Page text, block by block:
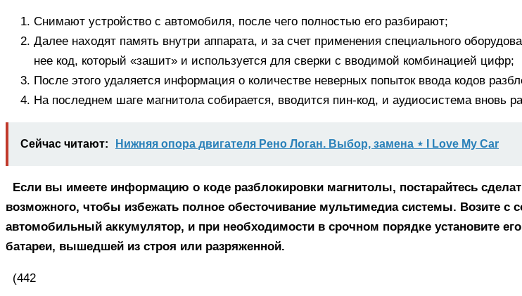
Снимают устройство с автомобиля, после чего полностью его разбирают;
Далее находят память внутри аппарата, и за счет применения специального
нее код, который «зашит» и используется для сверки с вводимой комбинацией цифр;
После этого удаляется информация о количестве неверных попыток ввода кодов
На последнем шаге магнитола собирается, вводится пин-код, и аудиосистема вновь
Сейчас читают: Нижняя опора двигателя Рено Логан. Выбор, замена ⋆ I Love My Car
Если вы имеете информацию о коде разблокировки магнитолы, постарайтесь
возможного, чтобы избежать полное обесточивание мультимедиа системы. Возите с
автомобильный аккумулятор, и при необходимости в срочном порядке установите
батареи, вышедшей из строя или разряженной.
(442